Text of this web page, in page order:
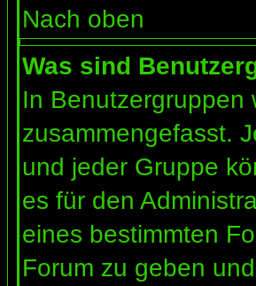
Nach oben
Was sind
In Benutzergruppen
zusammengefasst.
und jeder Gruppe
es für den
eines bestimmten
Forum zu geben